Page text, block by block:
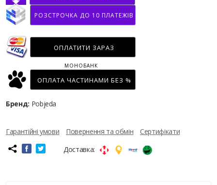
РОЗСТРОЧКА ДО 10 ПЛАТЕЖІВ
ОПЛАТИТИ ЗАРАЗ
ОПЛАТА ЧАСТИНАМИ БЕЗ %
МОНОБАНК
Бренд: Pobjeda
Гарантійні умови Повернення та обмін
Сертифікати
Доставка: